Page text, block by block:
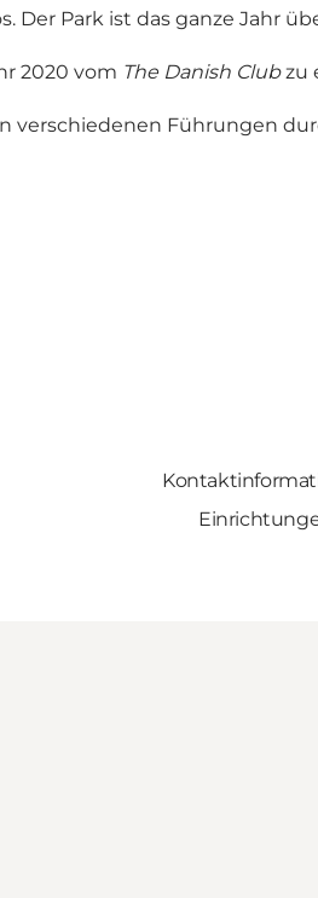
Der Park ist das ganze Jahr
2020 vom The Danish Clubzu
verschiedenen Führungen